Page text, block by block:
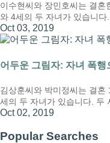
이수현씨와 장민호씨는 결혼
와 4세의 두 자녀가 있습니
Oct 03, 2019
어두운 그림자: 자녀 폭
김상훈씨와 박미정씨는 결
세의 두 자녀가 있습니다. 두
Oct 02, 2019
Popular Searches